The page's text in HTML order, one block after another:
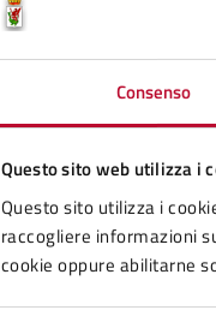
Consenso
Questo sito web utilizza i
Questo sito utilizza i
raccogliere informazioni
cookie oppure abilitarne